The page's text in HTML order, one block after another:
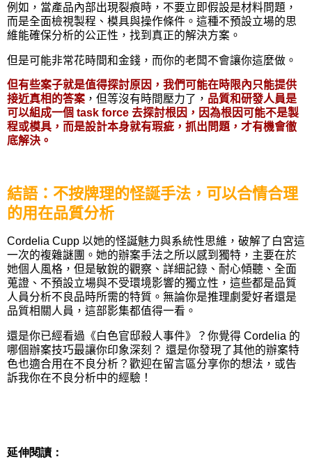
例如，當產品內部出現裂痕時，不要立即假設是材料問題，
而是全面檢視製程、模具與操作條件。這種不預設立場的思
維能確保分析的公正性，找到真正的解決方案。
但是可能非常花時間和金錢，而你的老闆不會讓你這麼做。
但有些案子就是值得探討原因，我們可能在時限內只能提供
接近真相的答案 ，但等沒有時間壓力了， 品質和研發人員是
可以組成一個 task force 去探討根因，因為根因可能不是製
程或模具，而是設計本身就有瑕疵，抓出問題，才有機會徹
底解決。
結語：不按牌理的怪誕手法，可以合情合理
的用在品質分析
Cordelia Cupp 以她的怪誕魅力與系統性思維，破解了白宮這
一次的複雜謎團。她的辦案手法之所以感到獨特，主要在於
她個人風格，但是敏銳的觀察、詳細記錄、耐心傾聽、全面
蒐證、不預設立場與不受環境影響的獨立性，這些都是品質
人員分析不良品時所需的特質。無論你是推理劇愛好者還是
品質相關人員，這部影集都值得一看。
還是你已經看過《白色官邸殺人事件》？你覺得 Cordelia 的
哪個辦案技巧最讓你印象深刻？ 還是你發現了其他的辦案特
色也適合用在不良分析？歡迎在留言區分享你的想法，或告
訴我你在不良分析中的經驗！
延伸閱讀：